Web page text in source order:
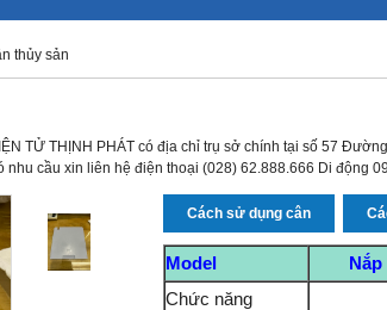
thủy sản
TỬ THỊNH PHÁT có địa chỉ trụ sở chính tại số 57
cầu xin liên hệ điện thoại (028) 62.888.666 Di động
Cách sử dụng cân
Model
Chức năng